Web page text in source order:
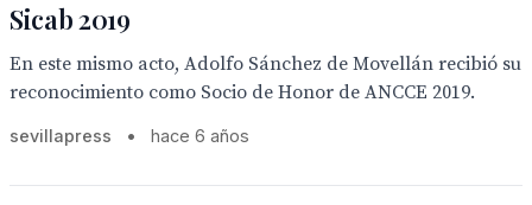
Sicab 2019
En este mismo acto, Adolfo Sánchez de Movellán recibió su
reconocimiento como Socio de Honor de ANCCE 2019.
sevillapress • hace 6 años